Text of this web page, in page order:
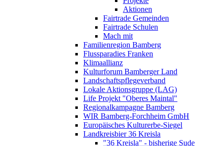
Aktionen
Fairtrade Gemeinden
Fairtrade Schulen
Mach mit
Familienregion Bamberg
Flussparadies Franken
Klimaallianz
Kulturforum Bamberger Land
Landschaftspflegeverband
Lokale Aktionsgruppe (LAG)
Life Projekt "Oberes Maintal"
Regionalkampagne Bamberg
WIR Bamberg-Forchheim GmbH
Europäisches Kulturerbe-Siegel
Landkreisbier 36 Kreisla
"36 Kreisla" - bisherige Sude